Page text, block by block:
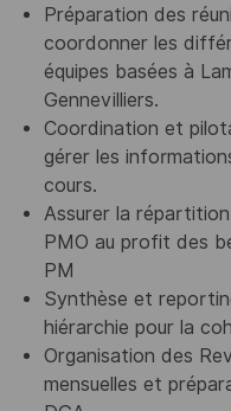
Préparation des
coordonner les
équipes basées à
Gennevilliers.
Coordination et
gérer les
cours.
Assurer la
PMO au profit des
PM
Synthèse et
hiérarchie pour la
Organisation des
mensuelles et